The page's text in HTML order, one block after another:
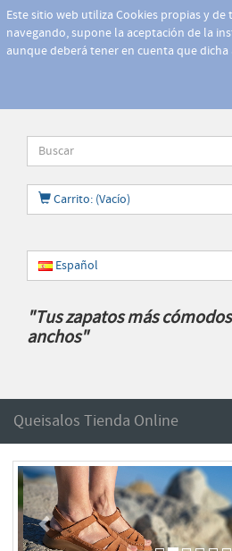
Este sitio web utiliza Cookies propias y
navegando, supone la aceptación de la
aunque deberá tener en cuenta que
Carrito: (Vacío)
Español
"Tus zapatos más
anchos"
Queisalos Tienda Online
Anterior